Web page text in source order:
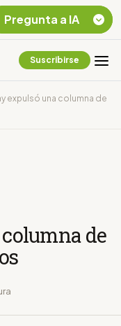
Suscribirse
expulsó una columna de
de
Pregunta a IA
Chevron Ecuador